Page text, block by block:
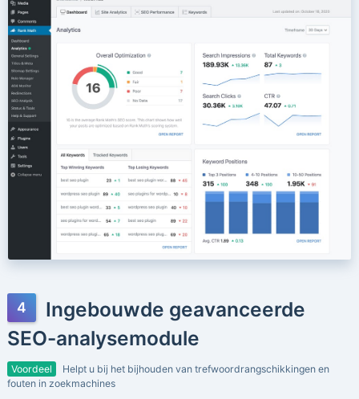
Ingebouwde geavanceerde
SEO-analysemodule
Voordeel
Helpt u bij het bijhouden van trefwoordrangschikkingen en
fouten in zoekmachines